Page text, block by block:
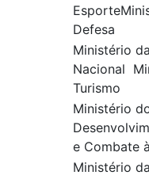
Defesa
Ministério
Nacional
Turismo
Ministério
e Combate
Ministério